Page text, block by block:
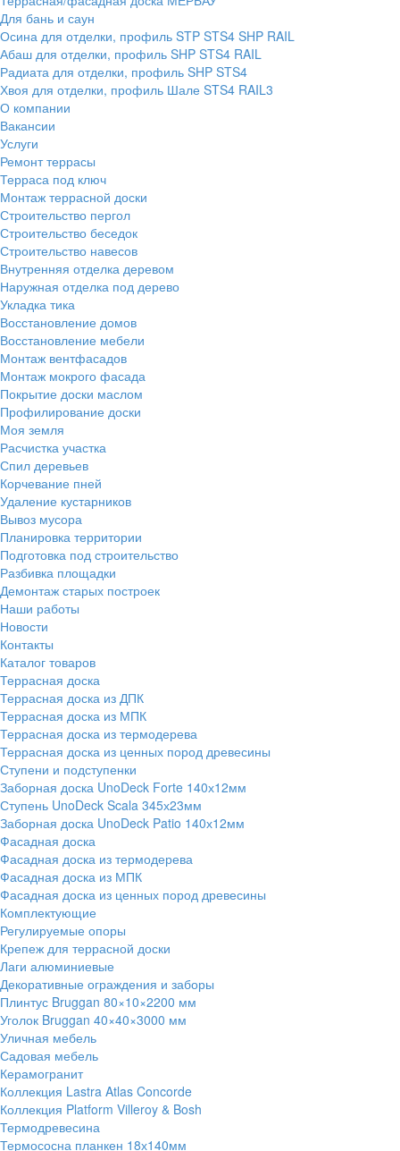
Для бань и саун
Осина для отделки, профиль STP STS4 SHP RAIL
Абаш для отделки, профиль SHP STS4 RAIL
Радиата для отделки, профиль SHP STS4
Хвоя для отделки, профиль Шале STS4 RAIL3
О компании
Вакансии
Услуги
Ремонт террасы
Терраса под ключ
Монтаж террасной доски
Строительство пергол
Строительство беседок
Строительство навесов
Внутренняя отделка деревом
Наружная отделка под дерево
Укладка тика
Восстановление домов
Восстановление мебели
Монтаж вентфасадов
Монтаж мокрого фасада
Покрытие доски маслом
Профилирование доски
Моя земля
Расчистка участка
Спил деревьев
Корчевание пней
Удаление кустарников
Вывоз мусора
Планировка территории
Подготовка под строительство
Разбивка площадки
Демонтаж старых построек
Наши работы
Новости
Контакты
Каталог товаров
Террасная доска
Террасная доска из ДПК
Террасная доска из МПК
Террасная доска из термодерева
Террасная доска из ценных пород древесины
Ступени и подступенки
Заборная доска UnoDeck Forte 140х12мм
Ступень UnoDeck Scala 345х23мм
Заборная доска UnoDeck Patio 140х12мм
Фасадная доска
Фасадная доска из термодерева
Фасадная доска из МПК
Фасадная доска из ценных пород древесины
Комплектующие
Регулируемые опоры
Крепеж для террасной доски
Лаги алюминиевые
Декоративные ограждения и заборы
Плинтус Bruggan 80×10×2200 мм
Уголок Bruggan 40×40×3000 мм
Уличная мебель
Садовая мебель
Керамогранит
Коллекция Lastra Atlas Concorde
Коллекция Platform Villeroy & Bosh
Термодревесина
Термососна планкен 18х140мм